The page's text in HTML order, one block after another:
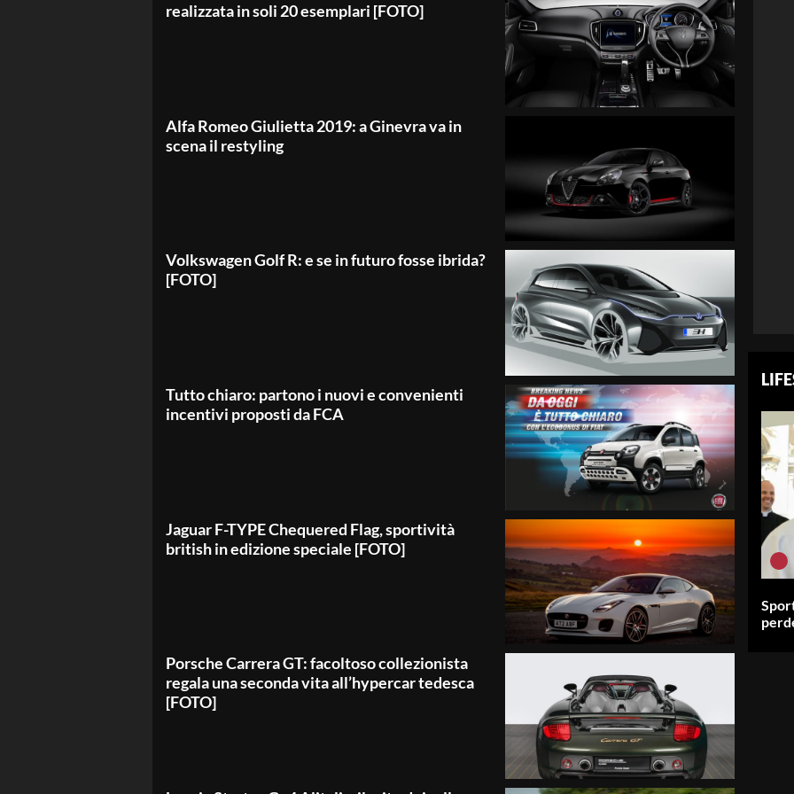
realizzata in soli 20 esemplari [FOTO]
Alfa Romeo Giulietta 2019: a Ginevra va in
scena il restyling
Volkswagen Golf R: e se in futuro fosse ibrida?
[FOTO]
Tutto chiaro: partono i nuovi e convenienti
incentivi proposti da FCA
Jaguar F-TYPE Chequered Flag, sportività
british in edizione speciale [FOTO]
Porsche Carrera GT: facoltoso collezionista
regala una seconda vita all’hypercar tedesca
[FOTO]